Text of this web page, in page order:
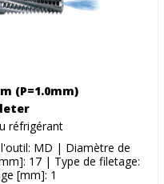
(P=1.0mm)
réfrigérant
MD | Diamètre de
17 | Type de filetage:
[mm]: 1